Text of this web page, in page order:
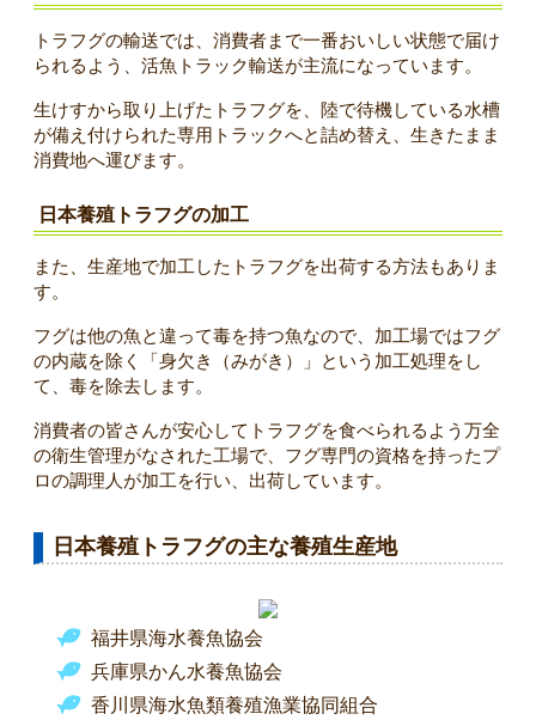
トラフグの輸送では、消費者まで一番おいしい状態で届け
られるよう、活魚トラック輸送が主流になっています。
生けすから取り上げたトラフグを、陸で待機している水槽
が備え付けられた専用トラックへと詰め替え、生きたまま
消費地へ運びます。
日本養殖トラフグの加工
また、生産地で加工したトラフグを出荷する方法もありま
す。
フグは他の魚と違って毒を持つ魚なので、加工場ではフグ
の内蔵を除く「身欠き（みがき）」という加工処理をし
て、毒を除去します。
消費者の皆さんが安心してトラフグを食べられるよう万全
の衛生管理がなされた工場で、フグ専門の資格を持ったプ
ロの調理人が加工を行い、出荷しています。
日本養殖トラフグの主な養殖生産地
福井県海水養魚協会
兵庫県かん水養魚協会
香川県海水魚類養殖漁業協同組合